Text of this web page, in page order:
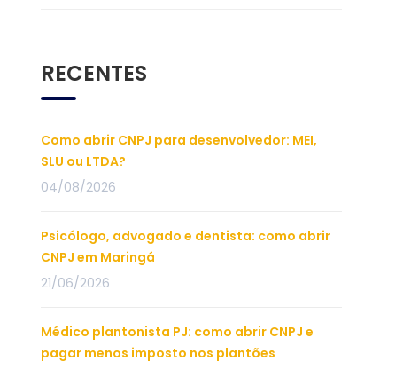
RECENTES
Como abrir CNPJ para desenvolvedor: MEI,
SLU ou LTDA?
04/08/2026
Psicólogo, advogado e dentista: como abrir
CNPJ em Maringá
21/06/2026
Médico plantonista PJ: como abrir CNPJ e
pagar menos imposto nos plantões